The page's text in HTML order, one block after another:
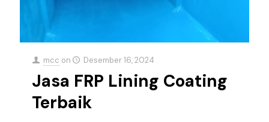
mcc on Desember 16, 2024
Jasa FRP Lining Coating
Terbaik